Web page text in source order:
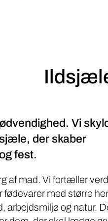
Vi
der skaber
fest.
af mad. Vi fortæller
med større
arbejdsmiljø og natur.